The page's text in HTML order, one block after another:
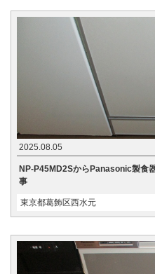
2025.08.05
NP-P45MD2SからPanasonic製食
事
東京都葛飾区西水元